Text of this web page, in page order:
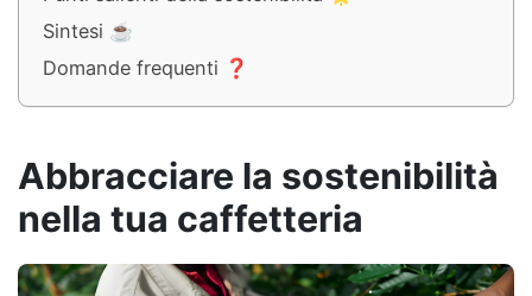
Sintesi ☕
Domande frequenti ❓
Abbracciare la sostenibilità
nella tua caffetteria